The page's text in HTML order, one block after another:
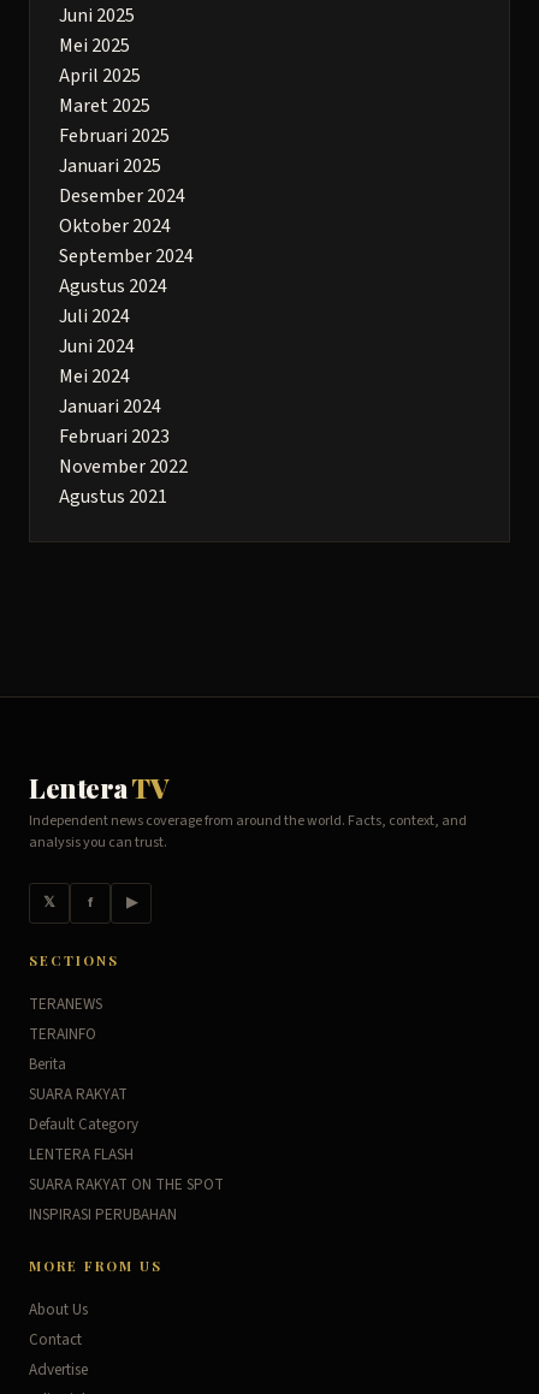
Juni 2025
Mei 2025
April 2025
Maret 2025
Februari 2025
Januari 2025
Desember 2024
Oktober 2024
September 2024
Agustus 2024
Juli 2024
Juni 2024
Mei 2024
Januari 2024
Februari 2023
November 2022
Agustus 2021
LenteraTV
Independent news coverage from around the world. Facts, context, and
analysis you can trust.
𝕏 f ▶
SECTIONS
TERANEWS
TERAINFO
Berita
SUARA RAKYAT
Default Category
LENTERA FLASH
SUARA RAKYAT ON THE SPOT
INSPIRASI PERUBAHAN
MORE FROM US
About Us
Contact
Advertise